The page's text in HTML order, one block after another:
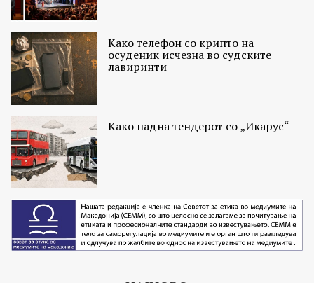
Како телефон со крипто на
осуденик исчезна во судските
лавиринти
Како падна тендерот со „Икарус“